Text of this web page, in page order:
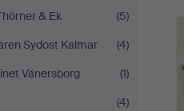
& Ek
(5)
Sydost Kalmar
(4)
Vänersborg
(1)
(4)